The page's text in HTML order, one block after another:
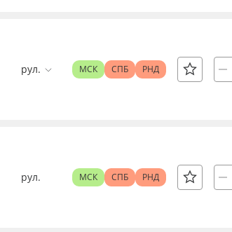
рул. МСК СПБ РНД
рул. МСК СПБ РНД